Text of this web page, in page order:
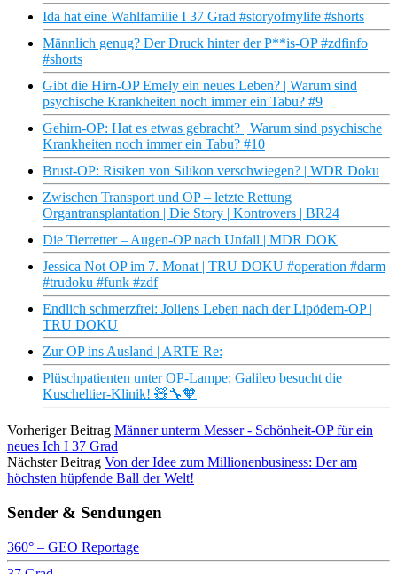
Ida hat eine Wahlfamilie I 37 Grad #storyofmylife #shorts
Männlich genug? Der Druck hinter der P**is-OP #zdfinfo
#shorts
Gibt die Hirn-OP Emely ein neues Leben? | Warum sind
psychische Krankheiten noch immer ein Tabu? #9
Gehirn-OP: Hat es etwas gebracht? | Warum sind psychische
Krankheiten noch immer ein Tabu? #10
Brust-OP: Risiken von Silikon verschwiegen? | WDR Doku
Zwischen Transport und OP – letzte Rettung
Organtransplantation | Die Story | Kontrovers | BR24
Die Tierretter – Augen-OP nach Unfall | MDR DOK
Jessica Not OP im 7. Monat | TRU DOKU #operation #darm
#trudoku #funk #zdf
Endlich schmerzfrei: Joliens Leben nach der Lipödem-OP |
TRU DOKU
Zur OP ins Ausland | ARTE Re:
Plüschpatienten unter OP-Lampe: Galileo besucht die
Kuscheltier-Klinik! 🧸🔧🧡
Vorheriger Beitrag Männer unterm Messer - Schönheit-OP für ein
neues Ich I 37 Grad
Nächster Beitrag Von der Idee zum Millionenbusiness: Der am
höchsten hüpfende Ball der Welt!
Sender & Sendungen
360° – GEO Reportage